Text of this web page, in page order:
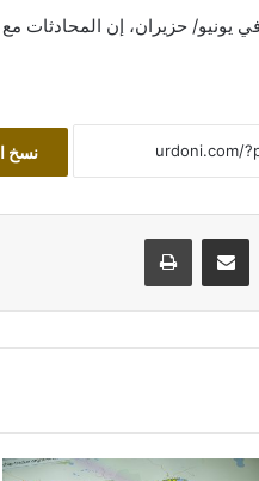
يونيو/ حزيران، إن المحادثات
نسخ